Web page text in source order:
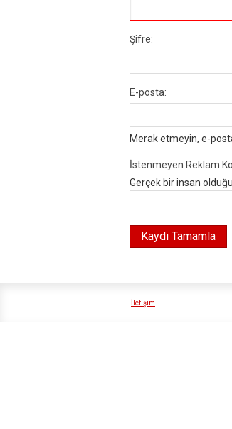
Şifre:
E-posta:
Merak etmeyin, e-
İstenmeyen Reklam
Gerçek bir insan
İletişim